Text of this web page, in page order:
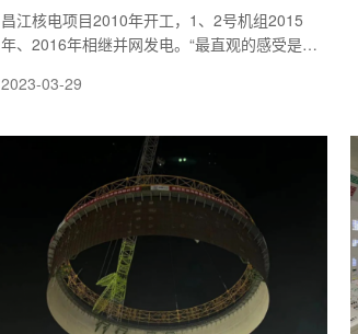
昌江核电项目2010年开工，1、2号机组2015
年、2016年相继并网发电。“最直观的感受是海
2017年全年，两台65万千瓦机组共实现发电量
缺电问题。“海南省地理位置独特，随着战略地
位不断提升，能源安全更加成为海南省高质量
发展的基础保障。1、2号机组的建成投运为海
南提供了一个有能力供应全岛30%用电的电源
2023-03-29